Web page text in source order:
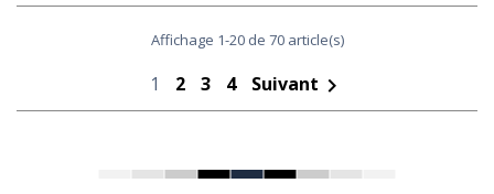
Affichage 1-20 de 70 article(s)
1 2 3 4 Suivant 